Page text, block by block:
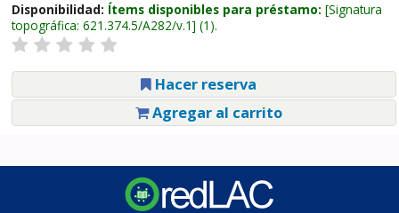
Disponibilidad: Ítems disponibles para préstamo: Signatura
topográfica: 621.374.5/A282/v.1 (1).
Hacer reserva
Agregar al carrito